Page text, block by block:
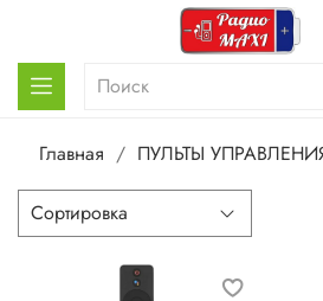
Главная ПУЛЬТЫ